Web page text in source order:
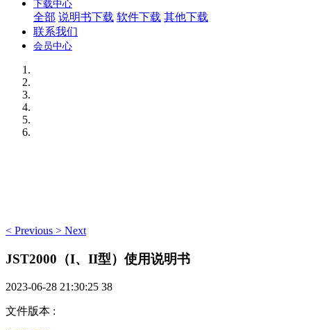
下载中心
全部 说明书下载 软件下载 其他下载
联系我们
会员中心
< Previous > Next
JST2000（I、II型）使用说明书
2023-06-28 21:30:25 38
文件版本 :